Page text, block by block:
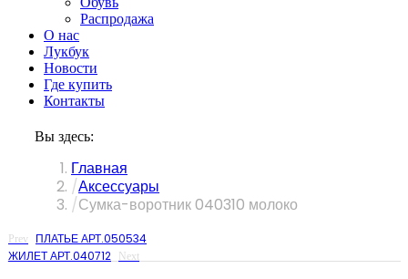
Распродажа
О нас
Лукбук
Новости
Где купить
Контакты
Вы здесь:
Главная
Аксессуары
Сумка-воротник 040310 молоко
Prev
ПЛАТЬЕ АРТ.050534
ЖИЛЕТ АРТ.040712
Next